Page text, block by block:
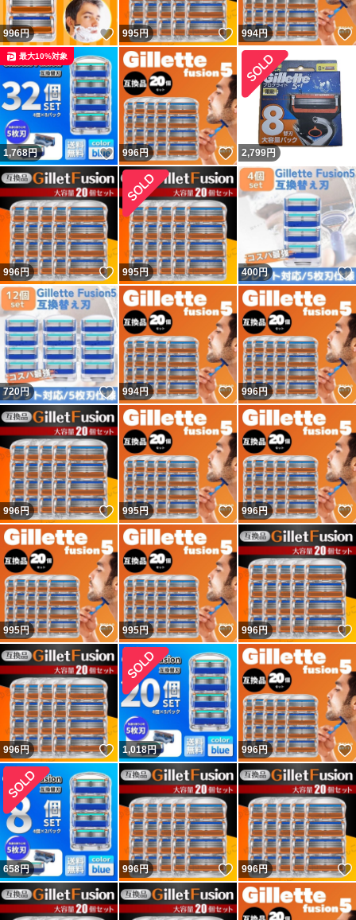
996円 いいね！
995円 いいね！
994円
1,768円 いいね！
最大10%対象
996円 いいね！
2,799円
996円 いいね！
995円 400円
720円 いいね！
994円 いいね！
996円
996円 いいね！
995円 いいね！
996円
995円 いいね！
995円 いいね！
996円
996円 いいね！
1,018円 996円
658円 996円 いいね！
996円